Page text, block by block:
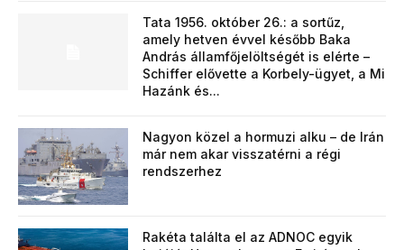
Tata 1956. október 26.: a sortűz,
amely hetven évvel később Baka
András államfőjelöltségét is elérte –
Schiffer elővette a Korbely-ügyet, a Mi
Hazánk és...
Nagyon közel a hormuzi alku – de Irán
már nem akar visszatérni a régi
rendszerhez
Rakéta találta el az ADNOC egyik